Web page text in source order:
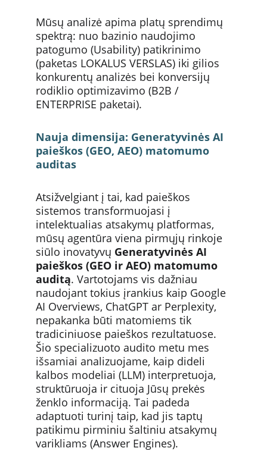
Mūsų analizė apima platų sprendimų
spektrą: nuo bazinio naudojimo
patogumo (Usability) patikrinimo
(paketas LOKALUS VERSLAS) iki gilios
konkurentų analizės bei konversijų
rodiklio optimizavimo (B2B /
ENTERPRISE paketai).
Nauja dimensija: Generatyvinės AI
paieškos (GEO, AEO) matomumo
auditas
Atsižvelgiant į tai, kad paieškos
sistemos transformuojasi į
intelektualias atsakymų platformas,
mūsų agentūra viena pirmųjų rinkoje
siūlo inovatyvų Generatyvinės AI
paieškos (GEO ir AEO) matomumo
auditą. Vartotojams vis dažniau
naudojant tokius įrankius kaip Google
AI Overviews, ChatGPT ar Perplexity,
nepakanka būti matomiems tik
tradiciniuose paieškos rezultatuose.
Šio specializuoto audito metu mes
išsamiai analizuojame, kaip dideli
kalbos modeliai (LLM) interpretuoja,
struktūruoja ir cituoja Jūsų prekės
ženklo informaciją. Tai padeda
adaptuoti turinį taip, kad jis taptų
patikimu pirminiu šaltiniu atsakymų
varikliams (Answer Engines).